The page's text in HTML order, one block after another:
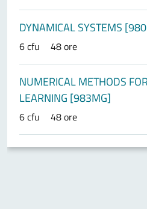
DYNAMICAL SYSTEMS
6 cfu 48 ore
NUMERICAL METHODS
LEARNING [983MG]
6 cfu 48 ore